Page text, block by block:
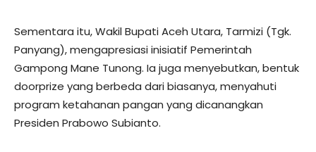
Sementara itu, Wakil Bupati Aceh Utara, Tarmizi (Tgk.
Panyang), mengapresiasi inisiatif Pemerintah
Gampong Mane Tunong. Ia juga menyebutkan, bentuk
doorprize yang berbeda dari biasanya, menyahuti
program ketahanan pangan yang dicanangkan
Presiden Prabowo Subianto.